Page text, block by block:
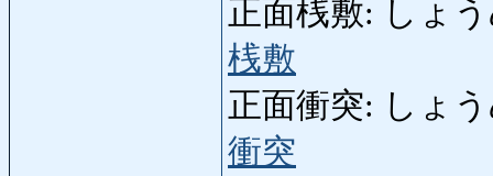
正面桟敷: しょ
桟敷
正面衝突: しょ
衝突